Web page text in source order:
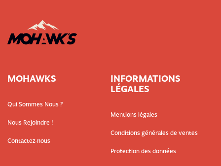
MOHAWKS
Qui Sommes Nous ?
Nous Rejoindre !
Contactez-nous
INFORMATIONS
LÉGALES
Mentions légales
Conditions générales de ventes
Protection des données